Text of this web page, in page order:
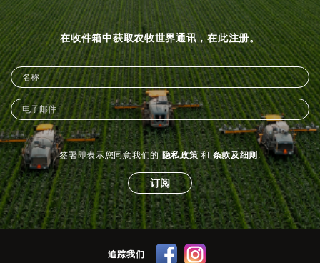
在收件箱中获取农牧世界通讯，在此注册。
签署即表示您同意我们的隐私政策 和条款及细则 .
订阅
追踪我们